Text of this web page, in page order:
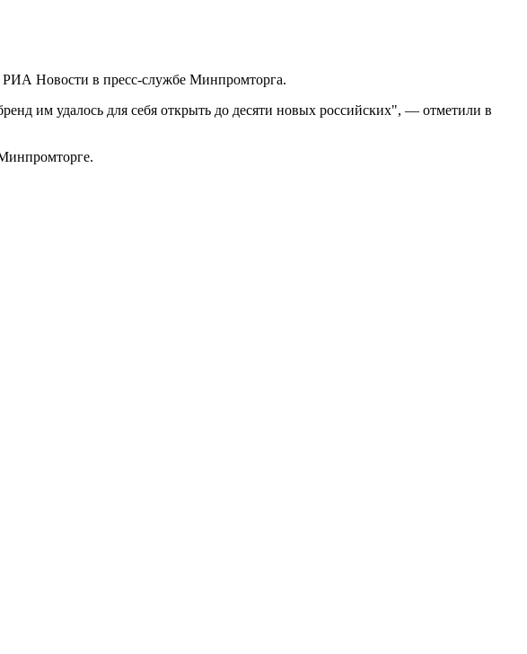
РИА Новости в пресс-службе Минпромторга.
им удалось для себя открыть до десяти новых российских", — отметили в